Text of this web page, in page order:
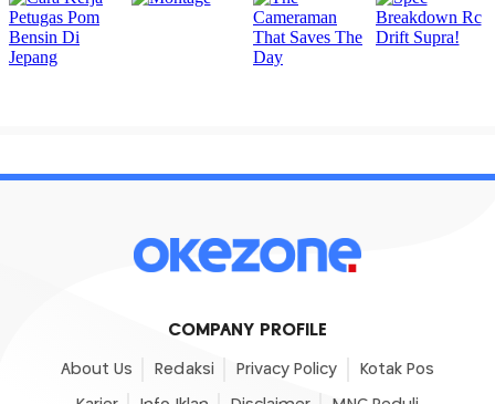
COMPANY PROFILE
About Us Redaksi Privacy Policy Kotak Pos